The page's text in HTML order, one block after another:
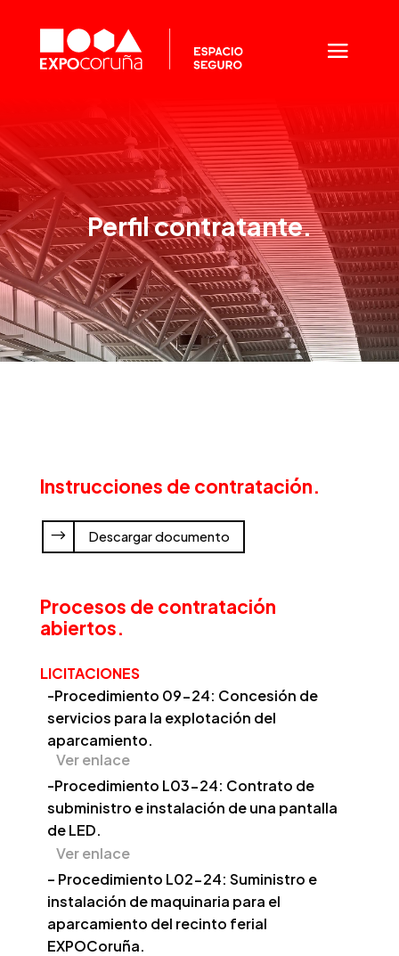
Perfil contratante.
Instrucciones de contratación.
Descargar documento
Procesos de contratación
abiertos.
LICITACIONES
-Procedimiento 09-24: Concesión de
servicios para la explotación del
aparcamiento.
Ver enlace
-Procedimiento L03-24: Contrato de
subministro e instalación de una pantalla
de LED.
Ver enlace
– Procedimiento L02-24: Suministro e
instalación de maquinaria para el
aparcamiento del recinto ferial
EXPOCoruña.